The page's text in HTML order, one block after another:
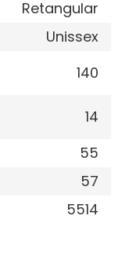
Retangular
Unissex
140
14
55
57
5514